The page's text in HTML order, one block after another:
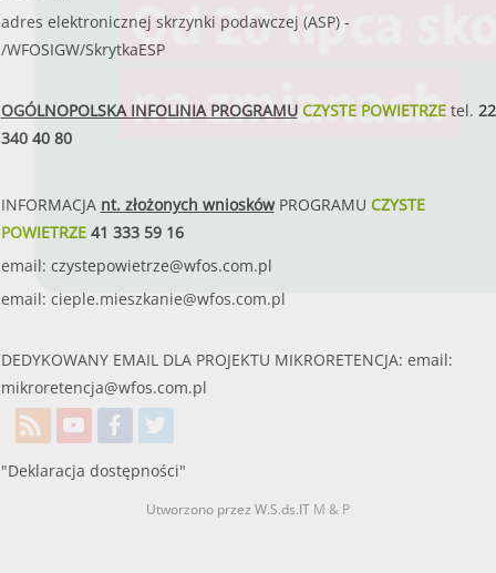
adres elektronicznej skrzynki podawczej (ASP) -
/WFOSIGW/SkrytkaESP
OGÓLNOPOLSKA INFOLINIA PROGRAMUCZYSTE POWIETRZEtel. 22
340 40 80
INFORMACJA nt. złożonych wnioskówPROGRAMU CZYSTE
POWIETRZE41 333 59 16
email: czystepowietrze@wfos.com.pl
email: cieple.mieszkanie@wfos.com.pl
DEDYKOWANY EMAIL DLA PROJEKTU MIKRORETENCJA: email:
mikroretencja@wfos.com.pl
"Deklaracja dostępności"
Utworzono przez W.S.ds.IT M & P